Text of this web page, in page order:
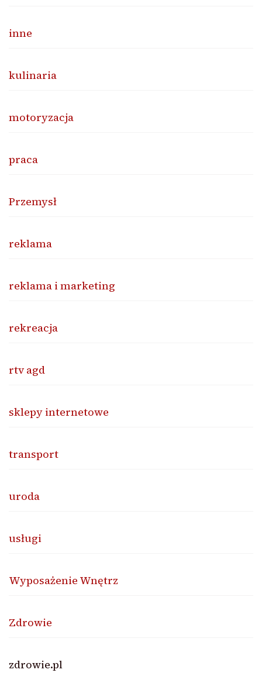
inne
kulinaria
motoryzacja
praca
Przemysł
reklama
reklama i marketing
rekreacja
rtv agd
sklepy internetowe
transport
uroda
usługi
Wyposażenie Wnętrz
Zdrowie
zdrowie.pl